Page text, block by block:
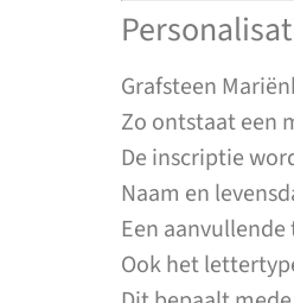
Grafsteen
Zo ontstaat een
De inscriptie
Naam en
Een
Ook het